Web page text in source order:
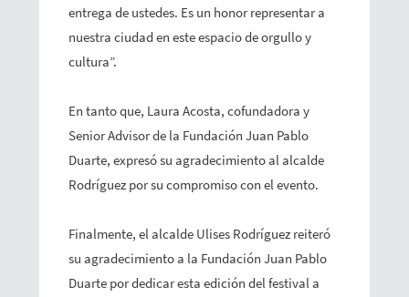
entrega de ustedes. Es un honor representar a
nuestra ciudad en este espacio de orgullo y
cultura”.
En tanto que, Laura Acosta, cofundadora y
Senior Advisor de la Fundación Juan Pablo
Duarte, expresó su agradecimiento al alcalde
Rodríguez por su compromiso con el evento.
Finalmente, el alcalde Ulises Rodríguez reiteró
su agradecimiento a la Fundación Juan Pablo
Duarte por dedicar esta edición del festival a